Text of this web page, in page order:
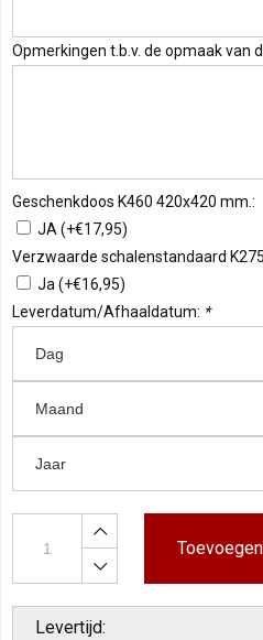
Opmerkingen t.b.v. de opmaak van
Geschenkdoos K460 420x420 mm.:
JA (+€17,95)
Verzwaarde schalenstandaard
Ja (+€16,95)
Leverdatum/Afhaaldatum: *
Levertijd: